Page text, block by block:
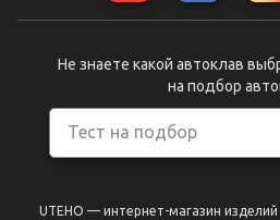
Тест на подбор
Не знаете какой автоклав
на подбор
UTEHO — интернет-магазин